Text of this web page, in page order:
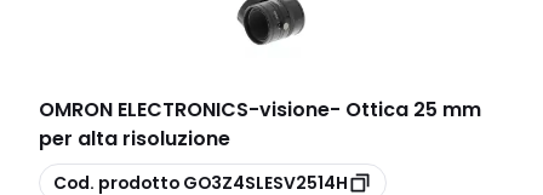
OMRON ELECTRONICS-visione- Ottica 25 mm
per alta risoluzione
copia
Cod. prodotto GO3Z4SLESV2514H